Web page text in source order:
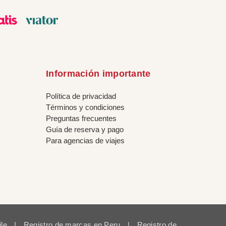
Información importante
Política de privacidad
Términos y condiciones
Preguntas frecuentes
Guía de reserva y pago
Para agencias de viajes